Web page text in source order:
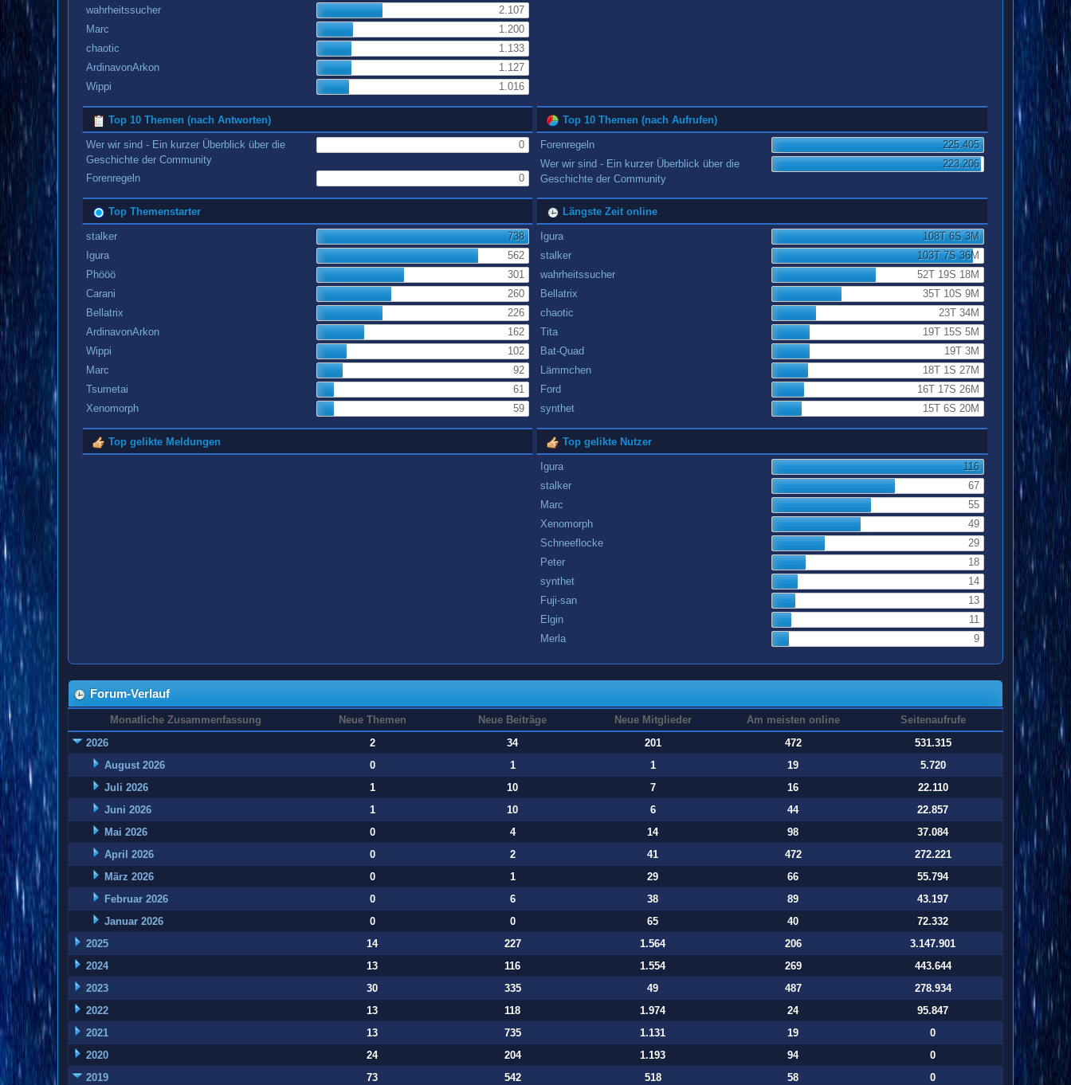
wahrheitssucher
2.107
Marc
1.200
chaotic
1.133
ArdinavonArkon
1.127
Wippi
1.016
Top 10 Themen (nach Antworten)
Wer wir sind - Ein kurzer Überblick über die
Geschichte der Community
0
Forenregeln 0
Top 10 Themen (nach Aufrufen)
Forenregeln
225.405
Wer wir sind - Ein kurzer Überblick über die
Geschichte der Community
223.206
Top Themenstarter
stalker
738
Igura
562
Phööö
301
Carani
260
Bellatrix
226
ArdinavonArkon
162
Wippi
102
Marc
92
Tsumetai
61
Xenomorph
59
Längste Zeit online
Igura
108T 6S 3M
stalker
103T 7S 36M
wahrheitssucher
52T 19S 18M
Bellatrix
35T 10S 9M
chaotic
23T 34M
Tita
19T 15S 5M
Bat-Quad
19T 3M
Lämmchen
18T 1S 27M
Ford
16T 17S 26M
synthet
15T 6S 20M
Top gelikte Meldungen Top gelikte Nutzer
Igura
116
stalker
67
Marc
55
Xenomorph
49
Schneeflocke
29
Peter
18
synthet
14
Fuji-san
13
Elgin
11
Merla
9
Forum-Verlauf
Monatliche Zusammenfassung Neue Themen Neue Beiträge Neue Mitglieder Am meisten online
Seitenaufrufe
2026
2 34 201 472
531.315
August 2026
0 1 1 19
5.720
Juli 2026
1 10 7 16
22.110
Juni 2026
1 10 6 44
22.857
Mai 2026
0 4 14 98
37.084
April 2026
0 2 41 472
272.221
März 2026
0 1 29 66
55.794
Februar 2026
0 6 38 89
43.197
Januar 2026
0 0 65 40
72.332
2025
14 227 1.564 206
3.147.901
2024
13 116 1.554 269
443.644
2023
30 335 49 487
278.934
2022
13 118 1.974 24
95.847
2021
13 735 1.131 19
0
2020
24 204 1.193 94
0
2019
73 542 518 58
0